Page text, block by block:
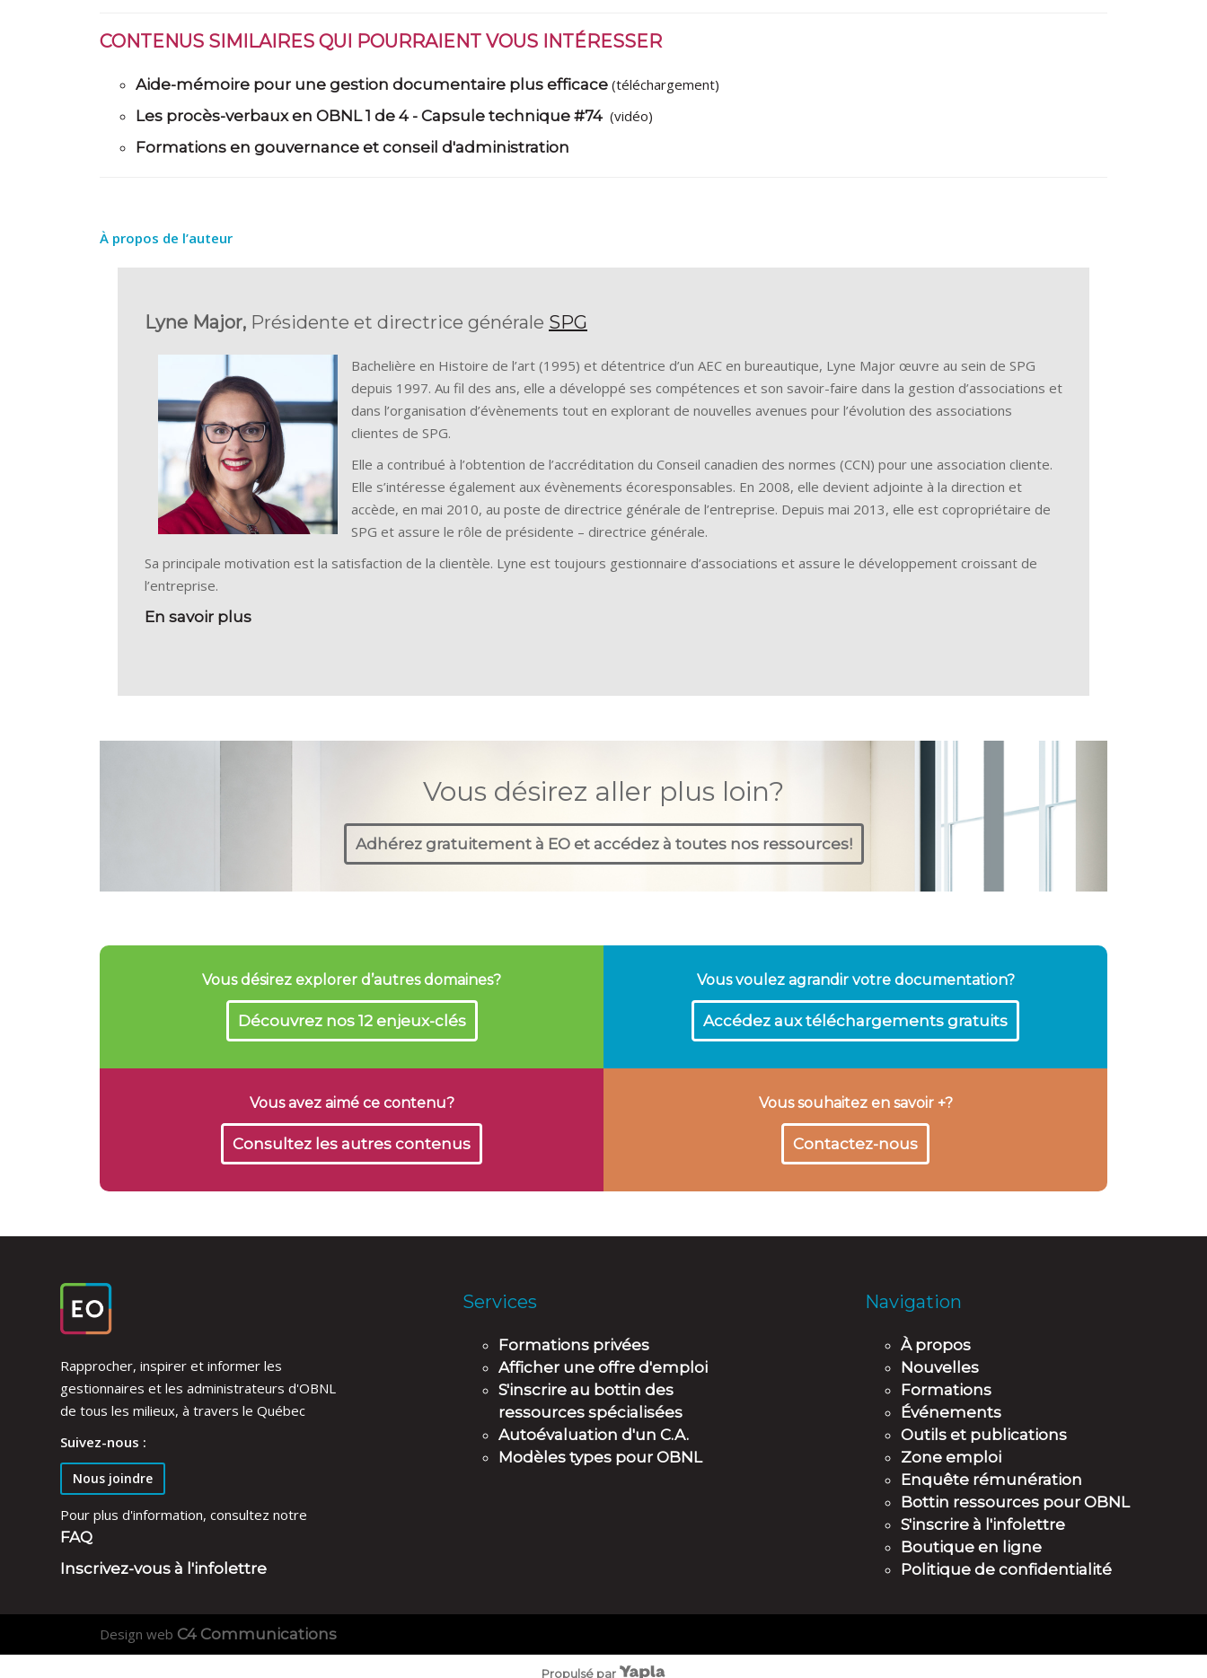
CONTENUS SIMILAIRES QUI POURRAIENT VOUS INTÉRESSER
Aide-mémoire pour une gestion documentaire plus efficace (téléchargement)
Les procès-verbaux en OBNL 1 de 4 - Capsule technique #74 (vidéo)
Formations en gouvernance et conseil d'administration
À propos de l’auteur
Lyne Major, Présidente et directrice générale SPG
Bachelière en Histoire de l’art (1995) et détentrice d’un AEC en bureautique, Lyne Major œuvre au sein de SPG
depuis 1997. Au fil des ans, elle a développé ses compétences et son savoir-faire dans la gestion d’associations et
dans l’organisation d’évènements tout en explorant de nouvelles avenues pour l’évolution des associations
clientes de SPG.
Elle a contribué à l’obtention de l’accréditation du Conseil canadien des normes (CCN) pour une association cliente.
Elle s’intéresse également aux évènements écoresponsables. En 2008, elle devient adjointe à la direction et
accède, en mai 2010, au poste de directrice générale de l’entreprise. Depuis mai 2013, elle est copropriétaire de
SPG et assure le rôle de présidente – directrice générale.
Sa principale motivation est la satisfaction de la clientèle. Lyne est toujours gestionnaire d’associations et assure le développement croissant de
l’entreprise.
En savoir plus
Vous désirez aller plus loin?
Adhérez gratuitement à EO et accédez à toutes nos ressources!
Vous désirez explorer d’autres domaines?
Découvrez nos 12 enjeux-clés
Vous voulez agrandir votre documentation?
Accédez aux téléchargements gratuits
Vous avez aimé ce contenu?
Consultez les autres contenus
Vous souhaitez en savoir +?
Contactez-nous
Rapprocher, inspirer et informer les
gestionnaires et les administrateurs d'OBNL
de tous les milieux, à travers le Québec
Suivez-nous :
Nous joindre
Pour plus d'information, consultez notre
FAQ
Inscrivez-vous à l'infolettre
Services
Formations privées
Afficher une offre d'emploi
S'inscrire au bottin des
ressources spécialisées
Autoévaluation d'un C.A.
Modèles types pour OBNL
Navigation
À propos
Nouvelles
Formations
Événements
Outils et publications
Zone emploi
Enquête rémunération
Bottin ressources pour OBNL
S'inscrire à l'infolettre
Boutique en ligne
Politique de confidentialité
Design web C4 Communications
Propulsé par